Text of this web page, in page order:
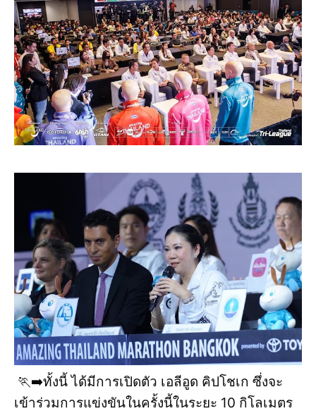
🏃‍➡️ทั้งนี้ ได้มีการเปิดตัว เอลีอูด คิปโชเก ซึ่งจะ
เข้าร่วมการแข่งขันในครั้งนี้ในระยะ 10 กิโลเมตร